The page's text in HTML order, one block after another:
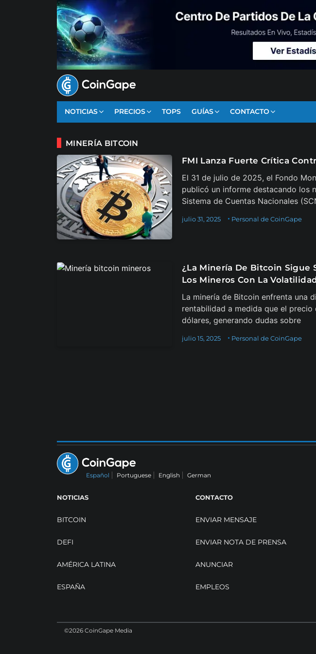
NOTICIAS PRECIOS TOPS GUÍAS CONTACTO
MINERÍA BITCOIN
FMI Lanza Fuerte Crítica
El 31 de julio de 2025, el Fondo
publicó un informe destacando los
Sistema de Cuentas Nacionales
Personal de CoinGape
julio 31, 2025
¿La Minería De Bitcoin Sigue
Los Mineros Con La
La minería de Bitcoin enfrenta una
rentabilidad a medida que el precio
dólares, generando dudas sobre
Personal de CoinGape
julio 15, 2025
Español Portuguese English German
NOTICIAS
BITCOIN
DEFI
AMÉRICA LATINA
ESPAÑA
CONTACTO
ENVIAR MENSAJE
ENVIAR NOTA DE PRENSA
ANUNCIAR
EMPLEOS
©2026 CoinGape Media